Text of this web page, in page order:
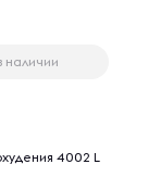
наличии
4002 L